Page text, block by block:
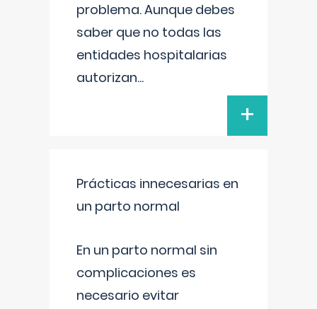
problema. Aunque debes
saber que no todas las
entidades hospitalarias
autorizan...
+
Prácticas innecesarias en
un parto normal
En un parto normal sin
complicaciones es
necesario evitar